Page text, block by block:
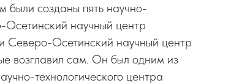
были созданы пять научно-
Осетинский научный центр
Осетинский научный центр
возглавил сам. Он был одним из
технологического центра